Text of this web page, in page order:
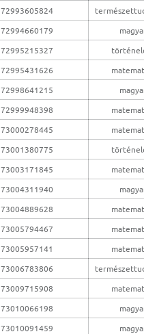
72993605824
72994660179
72995215327
72995431626
72998641215
72999948398
73000278445
73001380775
73003171845
73004311940
73004889628
73005794467
73005957141
73006783806
73009715908
73010066198
73010091459